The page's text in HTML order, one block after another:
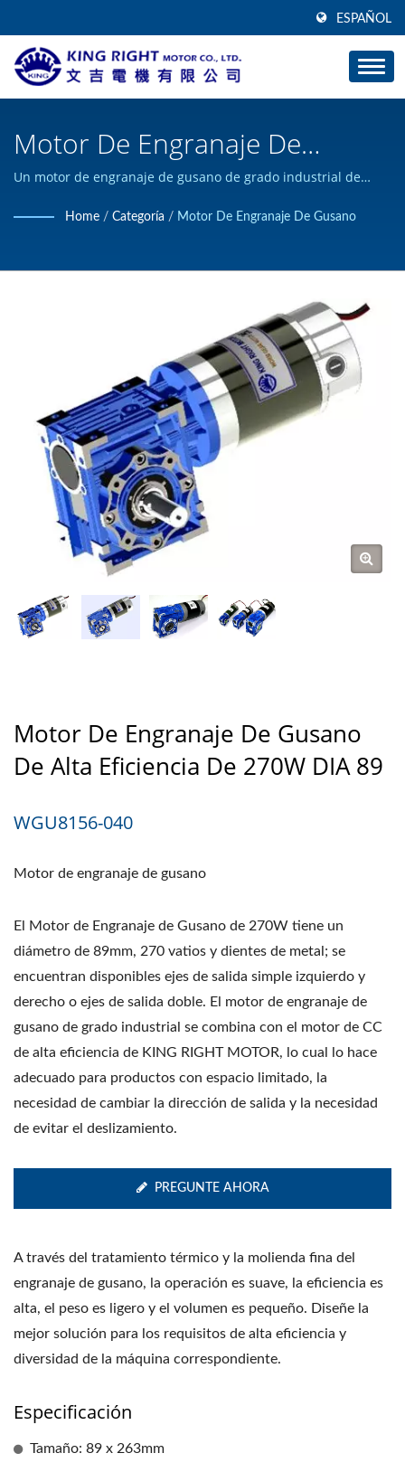
ESPAÑOL
Motor De Engranaje De
Gusano / Fabricante De
Motores De Corriente
Un motor de engranaje de gusano de grado industrial de
hueco, eje de salida simple, eje de salida doble. / KING RIGHT
Home / Categoría / Motor De Engranaje De Gusano
Motor De Engranaje De Gusano
De Alta Eficiencia De 270W DIA 89
WGU8156-040
Motor de engranaje de gusano
El Motor de Engranaje de Gusano de 270W tiene un
diámetro de 89mm, 270 vatios y dientes de metal; se
encuentran disponibles ejes de salida simple izquierdo y
derecho o ejes de salida doble. El motor de engranaje de
gusano de grado industrial se combina con el motor de CC
de alta eficiencia de KING RIGHT MOTOR, lo cual lo hace
adecuado para productos con espacio limitado, la
necesidad de cambiar la dirección de salida y la necesidad
de evitar el deslizamiento.
PREGUNTE AHORA
A través del tratamiento térmico y la molienda fina del
engranaje de gusano, la operación es suave, la eficiencia es
alta, el peso es ligero y el volumen es pequeño. Diseñe la
mejor solución para los requisitos de alta eficiencia y
diversidad de la máquina correspondiente.
Especificación
Tamaño: 89 x 263mm